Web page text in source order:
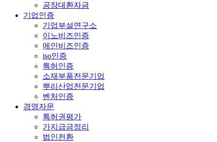
공장대환자금
기업인증
기업부설연구소
이노비즈인증
메인비즈인증
iso인증
특허인증
소재부품전문기업
뿌리산업전문기업
벤처인증
경영자문
특허권평가
가지급금정리
법인전환